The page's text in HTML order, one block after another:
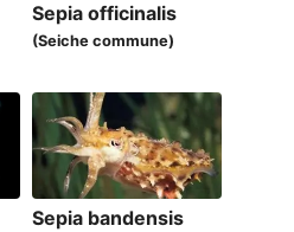
Sepia officinalis
(Seiche commune)
Sepia bandensis